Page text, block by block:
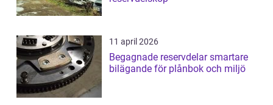
11 april 2026
Begagnade reservdelar smartare
bilägande för plånbok och miljö